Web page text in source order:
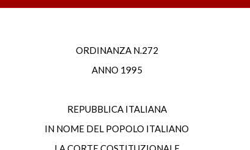
ORDINANZA N.272
ANNO 1995
REPUBBLICA ITALIANA
IN NOME DEL POPOLO ITALIANO